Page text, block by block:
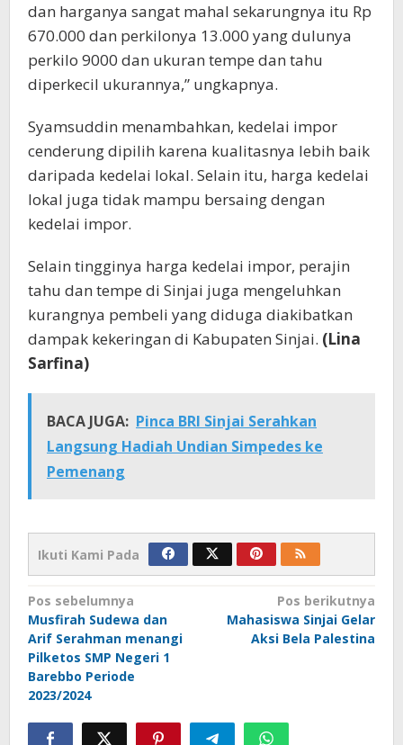
dan harganya sangat mahal sekarungnya itu Rp
670.000 dan perkilonya 13.000 yang dulunya
perkilo 9000 dan ukuran tempe dan tahu
diperkecil ukurannya,” ungkapnya.
Syamsuddin menambahkan, kedelai impor
cenderung dipilih karena kualitasnya lebih baik
daripada kedelai lokal. Selain itu, harga kedelai
lokal juga tidak mampu bersaing dengan
kedelai impor.
Selain tingginya harga kedelai impor, perajin
tahu dan tempe di Sinjai juga mengeluhkan
kurangnya pembeli yang diduga diakibatkan
dampak kekeringan di Kabupaten Sinjai. (Lina
Sarfina)
BACA JUGA: Pinca BRI Sinjai Serahkan
Langsung Hadiah Undian Simpedes ke
Pemenang
Ikuti Kami Pada
Navigasi
pos
Pos sebelumnya
Musfirah Sudewa dan
Arif Serahman menangi
Pilketos SMP Negeri 1
Barebbo Periode
2023/2024
Pos berikutnya
Mahasiswa Sinjai Gelar
Aksi Bela Palestina